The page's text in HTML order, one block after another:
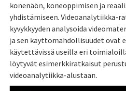
konenäön, koneoppimisen ja
yhdistämiseen. Videoanalytiikka-
kyvykkyyden analysoida
ja sen käyttömahdollisuudet ovat
käytettävissä useilla eri
löytyvät esimerkkiratkaisut
videoanalytiikka-alustaan.